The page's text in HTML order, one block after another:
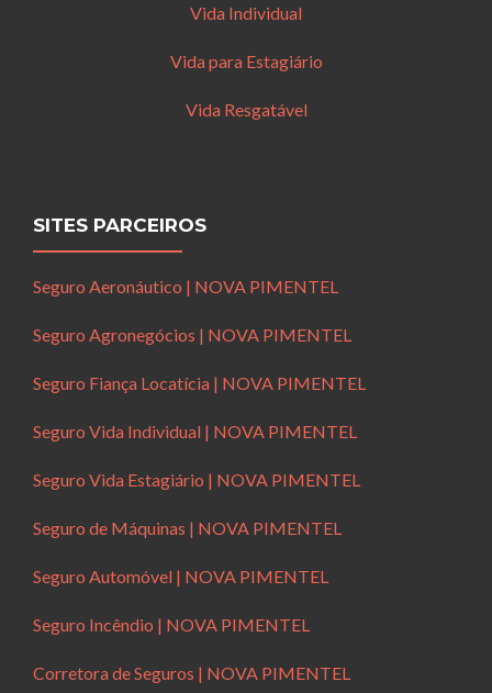
Vida Individual
Vida para Estagiário
Vida Resgatável
SITES PARCEIROS
Seguro Aeronáutico | NOVA PIMENTEL
Seguro Agronegócios | NOVA PIMENTEL
Seguro Fiança Locatícia | NOVA PIMENTEL
Seguro Vida Individual | NOVA PIMENTEL
Seguro Vida Estagiário | NOVA PIMENTEL
Seguro de Máquinas | NOVA PIMENTEL
Seguro Automóvel | NOVA PIMENTEL
Seguro Incêndio | NOVA PIMENTEL
Corretora de Seguros | NOVA PIMENTEL